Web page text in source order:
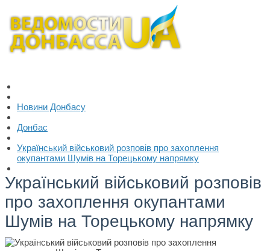
Новини Донбасу
Донбас
Український військовий розповів про захоплення
окупантами Шумів на Торецькому напрямку
Український військовий розповів
про захоплення окупантами
Шумів на Торецькому напрямку